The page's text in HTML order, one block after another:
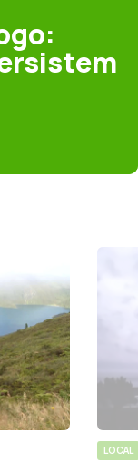
LOCAL